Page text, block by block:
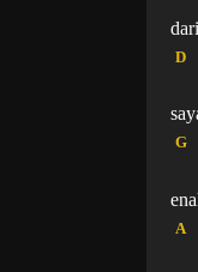
D
G
A